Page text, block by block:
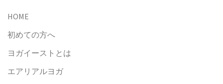
HOME
初めての方へ
ヨガイーストとは
エアリアルヨガ